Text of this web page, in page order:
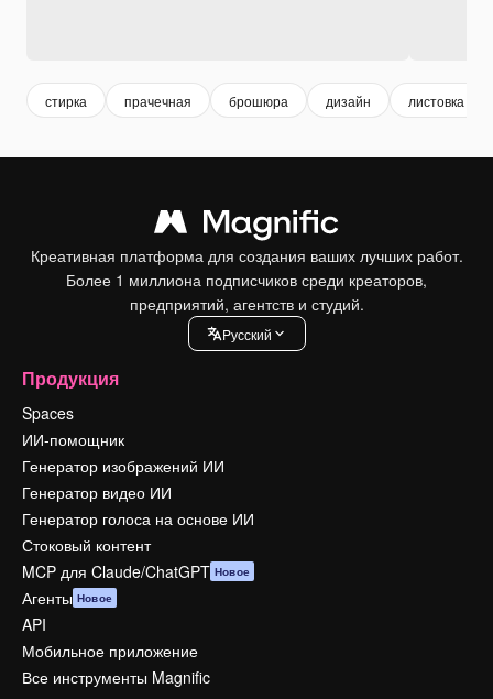
стирка прачечная брошюра дизайн листовка
Креативная платформа для создания ваших лучших работ.
Более 1 миллиона подписчиков среди креаторов,
предприятий, агентств и студий.
Pусский
Продукция
Spaces
ИИ-помощник
Генератор изображений ИИ
Генератор видео ИИ
Генератор голоса на основе ИИ
Стоковый контент
MCP для Claude/ChatGPT Новое
Агенты Новое
API
Мобильное приложение
Все инструменты Magnific